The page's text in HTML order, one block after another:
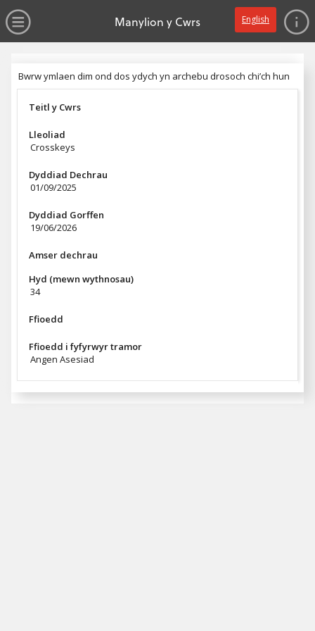
Agor y Gwymplen English
Manylion y Cwrs
Bwrw ymlaen dim ond dos ydych yn archebu drosoch chi’ch hun
Bwrw ymlaen dim ond dos ydych yn archebu drosoch chi’ch hun
Teitl y Cwrs
Lleoliad
Crosskeys
Dyddiad Dechrau
01/09/2025
Dyddiad Gorffen
19/06/2026
Amser dechrau
Hyd (mewn wythnosau)
34
Ffioedd
Ffioedd i fyfyrwyr tramor
Angen Asesiad